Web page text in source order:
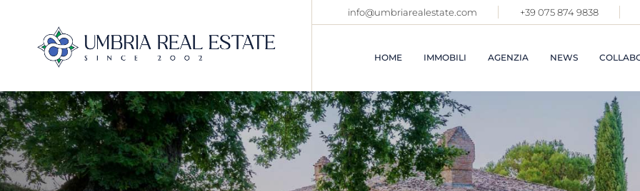
info@umbriarealestate.com +39 075 874 9838
HOME IMMOBILI
APPARTAMENTI IN
BORGHI E CASTELLI
VILLE E CASALI
IMMOBILI IN
AGENZIA
SERVIZI DI
VENDITA
SERVIZI DI
NEWS
ALTRE
LOCALI